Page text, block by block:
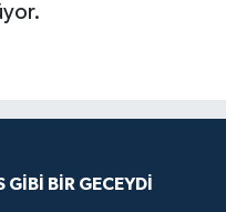
GİBİ BİR GECEYDİ